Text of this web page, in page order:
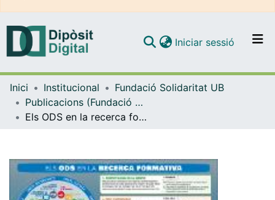
Navega per tot el DD
Com publicar
Iniciar sessió (current)
Inici Institucional
Fundació Solidaritat UB
Publicacions (Fundació Solidaritat UB)
Els ODS en la recerca formativa